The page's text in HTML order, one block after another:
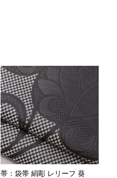
帯：袋帯 絹彫 レリーフ 葵